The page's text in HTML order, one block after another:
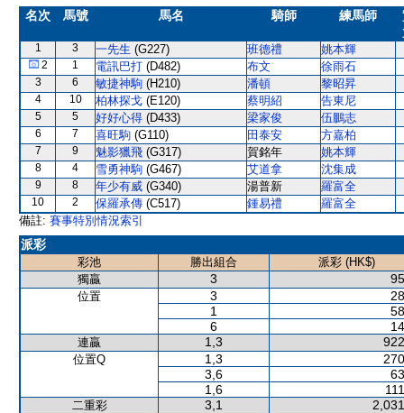
名次 馬號 馬名 騎師 練馬師
1 3 一先生 (G227) 班德禮 姚本輝
2 1 電訊巴打 (D482) 布文 徐雨石
3 6 敏捷神駒 (H210) 潘頓 黎昭昇
4 10 柏林探戈 (E120) 蔡明紹 告東尼
5 5 好好心得 (D433) 梁家俊 伍鵬志
6 7 喜旺駒 (G110) 田泰安 方嘉柏
7 9 魅影獵飛 (G317) 賀銘年 姚本輝
8 4 雪勇神駒 (G467) 艾道拿 沈集成
9 8 年少有威 (G340) 湯普新 羅富全
10 2 保羅承傳 (C517) 鍾易禮
羅富全
備註: 賽事特別情況索引
派彩
彩池 勝出組合
派彩 (HK$)
獨贏
3
位置 3
1
6
連贏 1,3
位置Q 1,3
3,6
1,6
二重彩 3,1